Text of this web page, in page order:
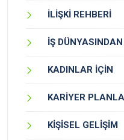
İLİŞKİ REHBERİ
İŞ
KADINLAR İÇİN
KARİYER
KİŞİSEL GELİŞİM